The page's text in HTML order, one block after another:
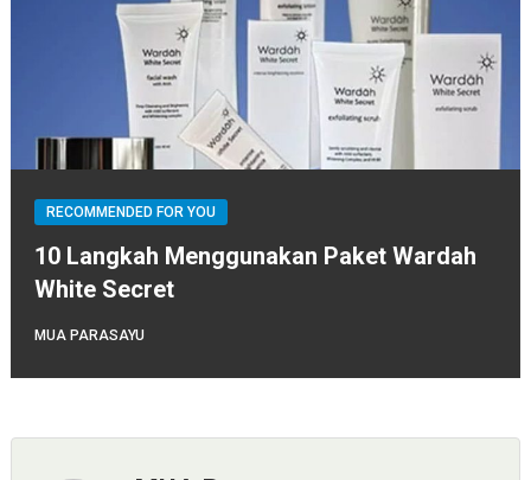
RECOMMENDED FOR YOU
10 Langkah Menggunakan Paket Wardah
White Secret
MUA PARASAYU